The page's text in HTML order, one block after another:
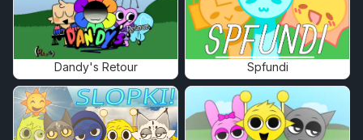
Dandy's Retour Spfundi